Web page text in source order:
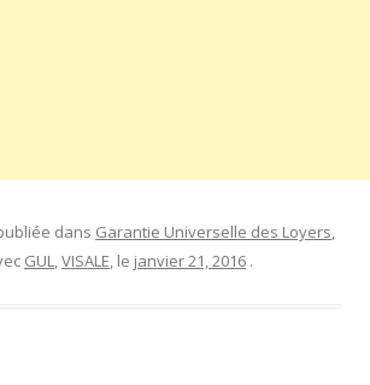
dans Garantie Universelle des Loyers,
GUL,VISALE, le janvier 21, 2016 .